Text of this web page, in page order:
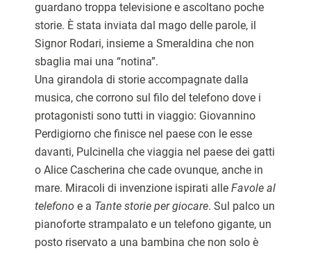
guardano troppa televisione e ascoltano poche
storie. È stata inviata dal mago delle parole, il
Signor Rodari, insieme a Smeraldina che non
sbaglia mai una “notina”.
Una girandola di storie accompagnate dalla
musica, che corrono sul filo del telefono dove i
protagonisti sono tutti in viaggio: Giovannino
Perdigiorno che finisce nel paese con le esse
davanti, Pulcinella che viaggia nel paese dei gatti
o Alice Cascherina che cade ovunque, anche in
mare. Miracoli di invenzione ispirati alle Favole al
telefono e a Tante storie per giocare. Sul palco un
pianoforte strampalato e un telefono gigante, un
posto riservato a una bambina che non solo è